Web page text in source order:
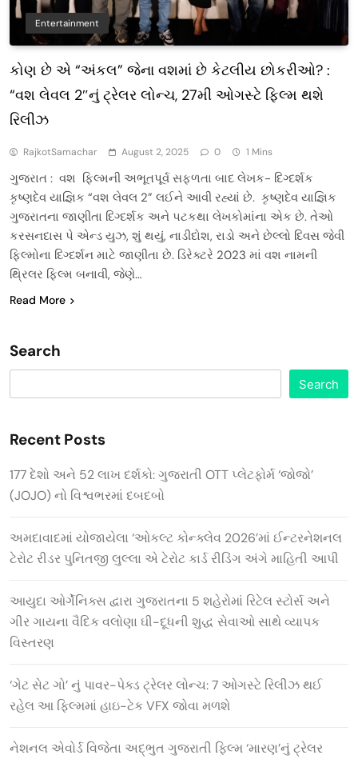
Entertainment
કોણ છે એ “અંકલ” જેના વશમાં છે કેટલીય છોકરીઓ? :
“વશ લેવલ 2″નું ટ્રેલર લોન્ચ, 27મી ઓગસ્ટે ફિલ્મ થશે
રિલીઝ
RajkotSamachar August 2, 2025 0 1 Mins
ગુજરાત : વશ ફિલ્મની અભૂતપૂર્વ સફળતા બાદ લેખક- દિગ્દર્શક
કૃષ્ણદેવ યાજ્ઞિક “વશ લેવલ 2” લઈને આવી રહ્યાં છે. કૃષ્ણદેવ યાજ્ઞિક
ગુજરાતના જાણીતા દિગ્દર્શક અને પટકથા લેખકોમાંના એક છે. તેઓ
કરસનદાસ પે એન્ડ યુઝ, શું થયું, નાડીદોશ, રાડો અને છેલ્લો દિવસ જેવી
ફિલ્મોના દિગ્દર્શન માટે જાણીતા છે. ડિરેક્ટરે 2023 માં વશ નામની
થ્રિલર ફિલ્મ બનાવી, જેણે…
Read More
Search
Search
Recent Posts
177 દેશો અને 52 લાખ દર્શકો: ગુજરાતી OTT પ્લેટફોર્મ ‘જોજો’
(JOJO) નો વિશ્વભરમાં દબદબો
અમદાવાદમાં યોજાયેલા ‘ઓકલ્ટ કોન્ક્લેવ 2026’માં ઈન્ટરનેશનલ
ટેરોટ રીડર પુનિતજી લુલ્લા એ ટેરોટ કાર્ડ રીડિંગ અંગે માહિતી આપી
આયુદા ઓર્ગેનિક્સ દ્વારા ગુજરાતના 5 શહેરોમાં રિટેલ સ્ટોર્સ અને
ગીર ગાયના વૈદિક વલોણા ઘી-દૂધની શુદ્ધ સેવાઓ સાથે વ્યાપક
વિસ્તરણ
‘ગેટ સેટ ગો’ નું પાવર-પેક્ડ ટ્રેલર લોન્ચ: 7 ઓગસ્ટે રિલીઝ થઈ
રહેલ આ ફિલ્મમાં હાઇ-ટેક VFX જોવા મળશે
નેશનલ એવોર્ડ વિજેતા અદ્ભુત ગુજરાતી ફિલ્મ ‘મારણ’નું ટ્રેલર